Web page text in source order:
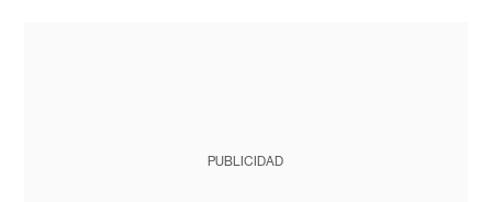
PUBLICIDAD